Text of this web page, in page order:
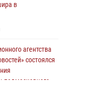
в
агентства
состоялся
подмосковного